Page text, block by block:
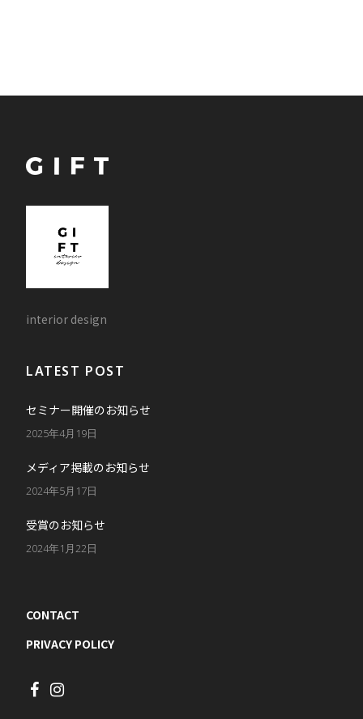
interior design
LATEST POST
セミナー開催のお知らせ
2025年4月19日
メディア掲載のお知らせ
2024年5月17日
受賞のお知らせ
2024年1月22日
CONTACT
PRIVACY POLICY